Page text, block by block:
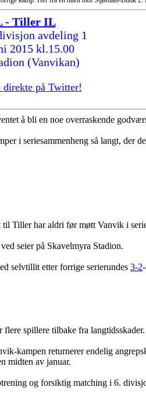
- Tiller IL
avdeling 1
2015 kl.15.00
(Vanvikan)
på Twitter!
å bli en noe overraskende
i seriesammenheng så langt, der
Tiller har aldri før møtt Vanvik i
seier på Skavelmyra Stadion.
selvtillit etter forrige serierundes 3-2
spillere tilbake fra langtidsskader.
kampen returnerer endelig
midten av januar.
og forsiktig matching i 6.